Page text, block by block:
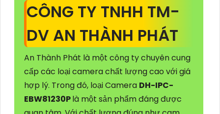
CÔNG TY TNHH TM-
DV AN THÀNH PHÁT
An Thành Phát là một công ty chuyên cung
cấp các loại camera chất lượng cao với giá
hợp lý. Trong đó, loại Camera DH-IPC-
EBW81230Plà một sản phẩm đáng được